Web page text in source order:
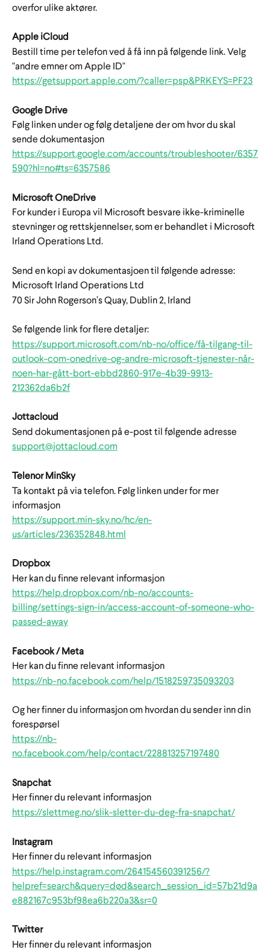
overfor ulike aktører.
Apple iCloud
Bestill time per telefon ved å få inn på følgende link. Velg
"andre emner om Apple ID"
https://getsupport.apple.com/?caller=psp&PRKEYS=PF23
Google Drive
Følg linken under og følg detaljene der om hvor du skal
sende dokumentasjon
https://support.google.com/accounts/troubleshooter/6357
590?hl=no#ts=6357586
Microsoft OneDrive
For kunder i Europa vil Microsoft besvare ikke-kriminelle
stevninger og rettskjennelser, som er behandlet i Microsoft
Irland Operations Ltd.
Send en kopi av dokumentasjoen til følgende adresse:
Microsoft Irland Operations Ltd
70 Sir John Rogerson’s Quay, Dublin 2, Irland
Se følgende link for flere detaljer:
https://support.microsoft.com/nb-no/office/få-tilgang-til-
outlook-com-onedrive-og-andre-microsoft-tjenester-når-
noen-har-gått-bort-ebbd2860-917e-4b39-9913-
212362da6b2f
Jottacloud
Send dokumentasjonen på e-post til følgende adresse
support@jottacloud.com
Telenor MinSky
Ta kontakt på via telefon. Følg linken under for mer
informasjon
https://support.min-sky.no/hc/en-
us/articles/236352848.html
Dropbox
Her kan du finne relevant informasjon
https://help.dropbox.com/nb-no/accounts-
billing/settings-sign-in/access-account-of-someone-who-
passed-away
Facebook / Meta
Her kan du finne relevant informasjon
https://nb-no.facebook.com/help/1518259735093203
Og her finner du informasjon om hvordan du sender inn din
forespørsel
https://nb-
no.facebook.com/help/contact/228813257197480
Snapchat
Her finner du relevant informasjon
https://slettmeg.no/slik-sletter-du-deg-fra-snapchat/
Instagram
Her finner du relevant informasjon
https://help.instagram.com/264154560391256/?
helpref=search&query=død&search_session_id=57b21d9a
e882167c953bf98ea6b220a3&sr=0
Twitter
Her finner du relevant informasjon